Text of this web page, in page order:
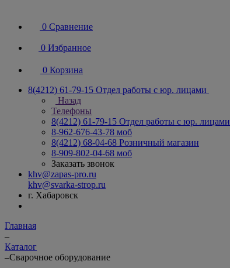
0 Сравнение
0 Избранное
0 Корзина
8(4212) 61-79-15 Отдел работы с юр. лицами
Назад
Телефоны
8(4212) 61-79-15 Отдел работы с юр. лицами
8-962-676-43-78 моб
8(4212) 68-04-68 Розничный магазин
8-909-802-04-68 моб
Заказать звонок
khv@zapas-pro.ru
khv@svarka-strop.ru
г. Хабаровск
Главная
–
Каталог
–Сварочное оборудование